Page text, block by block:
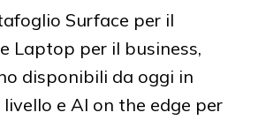
Surface per il
Laptop per il business,
disponibili da oggi in
e AI on the edge per